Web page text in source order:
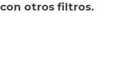
otros filtros.